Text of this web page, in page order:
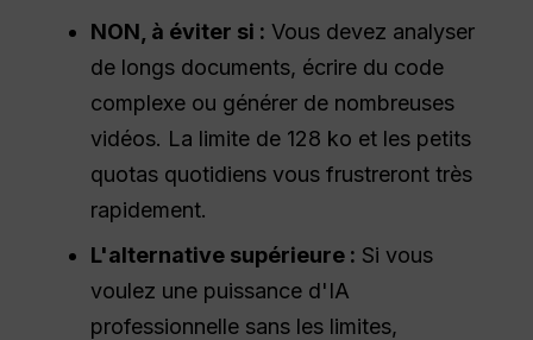
NON, à éviter si : Vous devez analyser
de longs documents, écrire du code
complexe ou générer de nombreuses
vidéos. La limite de 128 ko et les petits
quotas quotidiens vous frustreront très
rapidement.
L'alternative supérieure : Si vous
voulez une puissance d'IA
professionnelle sans les limites,